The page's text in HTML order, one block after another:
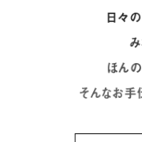
日々の
ほんの
そんなお手